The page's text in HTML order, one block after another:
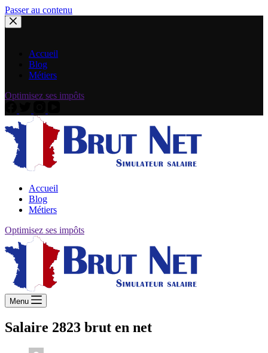
Passer au contenu
Accueil
Blog
Métiers
Optimisez ses impôts
Accueil
Blog
Métiers
Optimisez ses impôts
Menu
Salaire 2823 brut en net